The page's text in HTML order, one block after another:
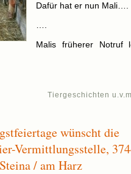
Dafür hat er nun Mali….
Malis früherer Notruf
Tiergeschichten
wünscht die
Vermittlungsstelle,
/ am Harz